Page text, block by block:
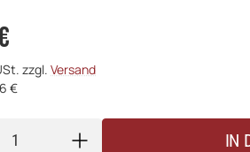
zzgl. Versand
€
IN